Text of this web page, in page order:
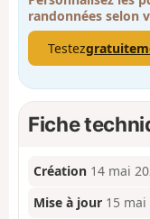
randonnées selon
Testez
Fiche
Création 14 mai
Mise à jour 15 mai